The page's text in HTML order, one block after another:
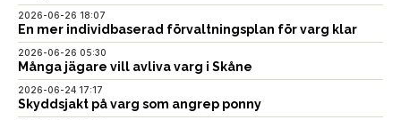
2026-06-26 18:07
En mer individbaserad förvaltningsplan för varg klar
2026-06-26 05:30
Många jägare vill avliva varg i Skåne
2026-06-24 17:17
Skyddsjakt på varg som angrep ponny